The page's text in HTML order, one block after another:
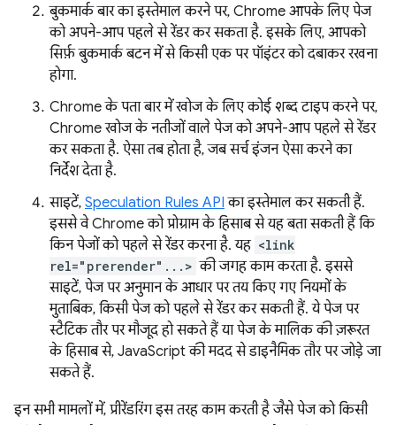
बुकमार्क बार का इस्तेमाल करने पर, Chrome आपके लिए पेज
को अपने-आप पहले से रेंडर कर सकता है. इसके लिए, आपको
सिर्फ़ बुकमार्क बटन में से किसी एक पर पॉइंटर को दबाकर रखना
होगा.
Chrome के पता बार में खोज के लिए कोई शब्द टाइप करने पर,
Chrome खोज के नतीजों वाले पेज को अपने-आप पहले से रेंडर
कर सकता है. ऐसा तब होता है, जब सर्च इंजन ऐसा करने का
निर्देश देता है.
साइटें, Speculation Rules API का इस्तेमाल कर सकती हैं.
इससे वे Chrome को प्रोग्राम के हिसाब से यह बता सकती हैं कि
किन पेजों को पहले से रेंडर करना है. यह <link
rel="prerender"...> की जगह काम करता है. इससे
साइटें, पेज पर अनुमान के आधार पर तय किए गए नियमों के
मुताबिक, किसी पेज को पहले से रेंडर कर सकती हैं. ये पेज पर
स्टैटिक तौर पर मौजूद हो सकते हैं या पेज के मालिक की ज़रूरत
के हिसाब से, JavaScript की मदद से डाइनैमिक तौर पर जोड़े जा
सकते हैं.
इन सभी मामलों में, प्रीरेंडरिंग इस तरह काम करती है जैसे पेज को किसी